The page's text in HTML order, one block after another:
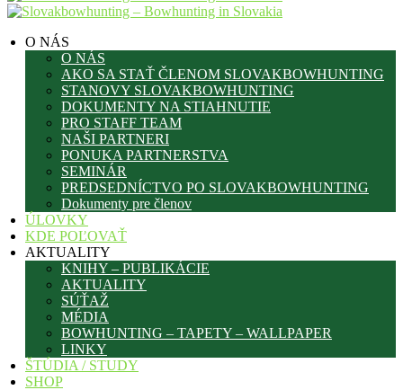
O NÁS
O NÁS
AKO SA STAŤ ČLENOM SLOVAKBOWHUNTING
STANOVY SLOVAKBOWHUNTING
DOKUMENTY NA STIAHNUTIE
PRO STAFF TEAM
NAŠI PARTNERI
PONUKA PARTNERSTVA
SEMINÁR
PREDSEDNÍCTVO PO SLOVAKBOWHUNTING
Dokumenty pre členov
ÚLOVKY
KDE POĽOVAŤ
AKTUALITY
KNIHY – PUBLIKÁCIE
AKTUALITY
SÚŤAŽ
MÉDIA
BOWHUNTING – TAPETY – WALLPAPER
LINKY
ŠTÚDIA / STUDY
SHOP